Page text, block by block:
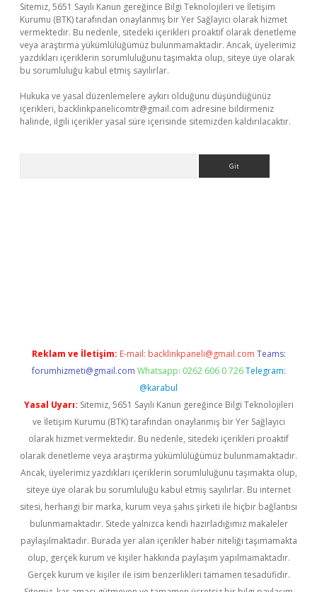
Sitemiz, 5651 Sayılı Kanun gereğince Bilgi Teknolojileri ve İletişim
Kurumu (BTK) tarafından onaylanmış bir Yer Sağlayıcı olarak hizmet
vermektedir. Bu nedenle, sitedeki içerikleri proaktif olarak denetleme
veya araştırma yükümlülüğümüz bulunmamaktadır. Ancak, üyelerimiz
yazdıkları içeriklerin sorumluluğunu taşımakta olup, siteye üye olarak
bu sorumluluğu kabul etmiş sayılırlar.
Hukuka ve yasal düzenlemelere aykırı olduğunu düşündüğünüz
içerikleri, backlinkpanelicomtr@gmail.com adresine bildirmeniz
halinde, ilgili içerikler yasal süre içerisinde sitemizden kaldırılacaktır.
Reklam ve İletişim: E-mail: backlinkpaneli@gmail.com Teams:
forumhizmeti@gmail.com Whatsapp: 0262 606 0 726 Telegram:
@karabul
Yasal Uyarı: Sitemiz, 5651 Sayılı Kanun gereğince Bilgi Teknolojileri
ve İletişim Kurumu (BTK) tarafından onaylanmış bir Yer Sağlayıcı
olarak hizmet vermektedir. Bu nedenle, sitedeki içerikleri proaktif
olarak denetleme veya araştırma yükümlülüğümüz bulunmamaktadır.
Ancak, üyelerimiz yazdıkları içeriklerin sorumluluğunu taşımakta olup,
siteye üye olarak bu sorumluluğu kabul etmiş sayılırlar. Bu internet
sitesi, herhangi bir marka, kurum veya şahıs şirketi ile hiçbir bağlantısı
bulunmamaktadır. Sitede yalnızca kendi hazırladığımız makaleler
paylaşılmaktadır. Burada yer alan içerikler haber niteliği taşımamakta
olup, gerçek kurum ve kişiler hakkında paylaşım yapılmamaktadır.
Gerçek kurum ve kişiler ile isim benzerlikleri tamamen tesadüfidir.